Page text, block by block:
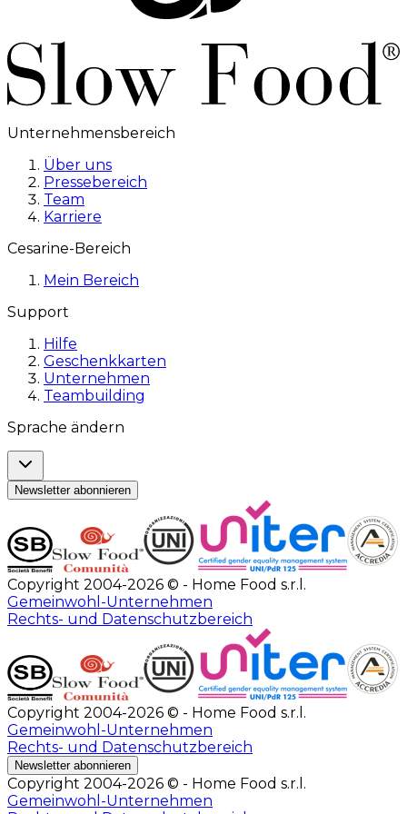
Unternehmensbereich
Über uns
Pressebereich
Team
Karriere
Cesarine-Bereich
Mein Bereich
Support
Hilfe
Geschenkkarten
Unternehmen
Teambuilding
Sprache ändern
Newsletter abonnieren
Copyright 2004-2026 © - Home Food s.r.l.
Gemeinwohl-Unternehmen
Rechts- und Datenschutzbereich
Copyright 2004-2026 © - Home Food s.r.l.
Gemeinwohl-Unternehmen
Rechts- und Datenschutzbereich
Newsletter abonnieren
Copyright 2004-2026 © - Home Food s.r.l.
Gemeinwohl-Unternehmen